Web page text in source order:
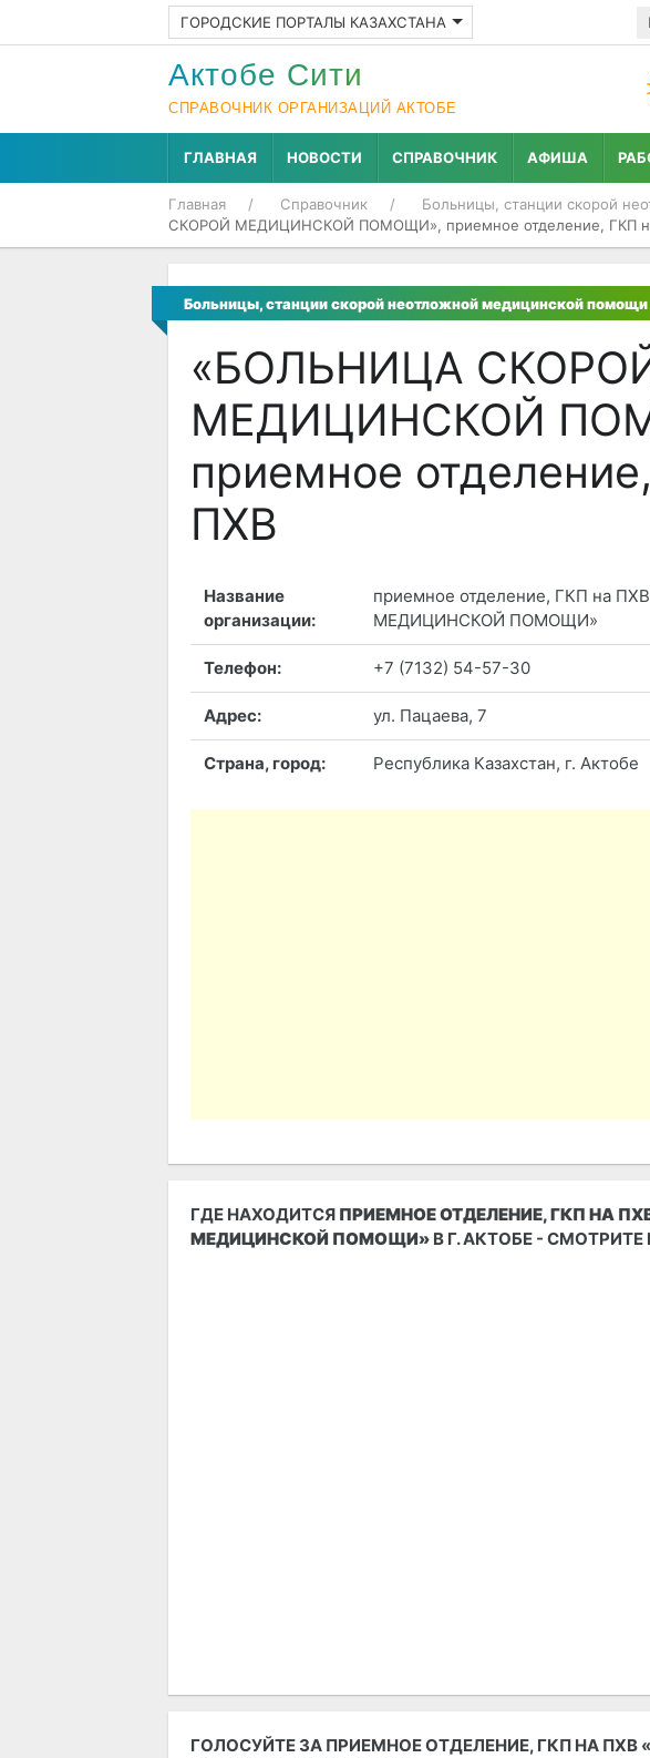
ГОРОДСКИЕ ПОРТАЛЫ КАЗАХСТАНА
Актобе Cити
СПРАВОЧНИК ОРГАНИЗАЦИЙ АКТОБЕ
ГЛАВНАЯ НОВОСТИ СПРАВОЧНИК АФИША
Главная Справочник Больницы, станции скорой
СКОРОЙ МЕДИЦИНСКОЙ ПОМОЩИ», приемное отделение, ГКП
Больницы, станции скорой неотложной медицинской помощи
«БОЛЬНИЦА
МЕДИЦИНСКОЙ
приемное
ПХВ
Название
организации:
приемное отделение, ГКП на
МЕДИЦИНСКОЙ ПОМОЩИ»
Телефон: +7 (7132) 54-57-30
Адрес: ул. Пацаева, 7
Страна, город: Республика Казахстан, г. Актобе
ГДЕ НАХОДИТСЯ ПРИЕМНОЕ ОТДЕЛЕНИЕ, ГКП НА
МЕДИЦИНСКОЙ ПОМОЩИ» В Г. АКТОБЕ - СМОТРИТЕ
ГОЛОСУЙТЕ ЗА ПРИЕМНОЕ ОТДЕЛЕНИЕ, ГКП НА ПХВ